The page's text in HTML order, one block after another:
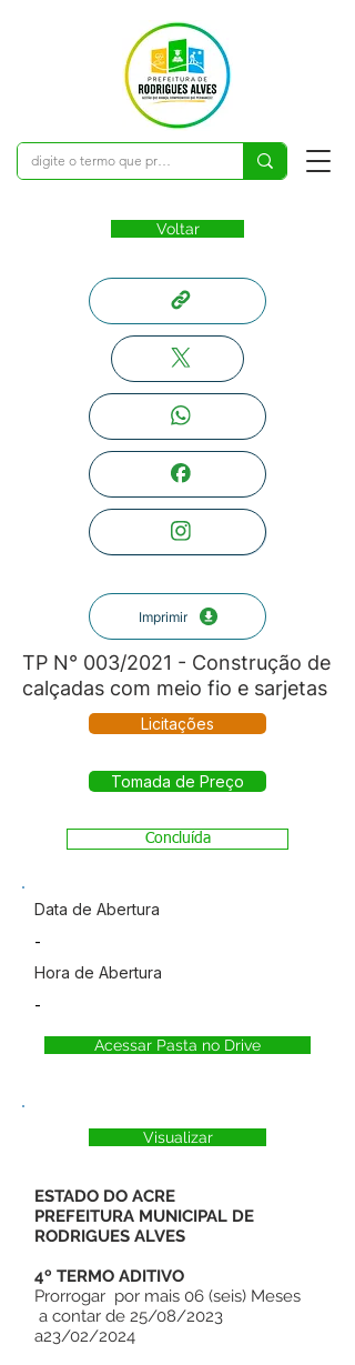
Voltar
Imprimir
TP N° 003/2021 - Construção de
calçadas com meio fio e sarjetas
Licitações
Tomada de Preço
Concluída
Data de Abertura
-
Hora de Abertura
-
Acessar Pasta no Drive
Visualizar
ESTADO DO ACRE
PREFEITURA MUNICIPAL DE
RODRIGUES ALVES
4º TERMO ADITIVO
Prorrogar por mais 06 (seis) Meses
a contar de 25/08/2023
a23/02/2024